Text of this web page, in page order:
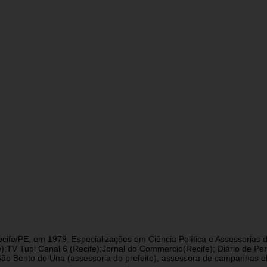
PE, em 1979. Especializações em Ciência Política e
Tupi Canal 6 (Recife);Jornal do Commercio(Recife); Diário de
do Una (assessoria do prefeito), assessora de campanhas